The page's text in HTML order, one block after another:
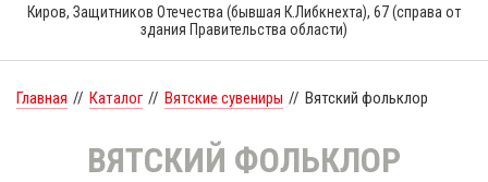
Киров, Защитников Отечества (бывшая К.Либкнехта), 67 (справа от
здания Правительства области)
Главная // Каталог // Вятские сувениры // Вятский фольклор
ВЯТСКИЙ ФОЛЬКЛОР